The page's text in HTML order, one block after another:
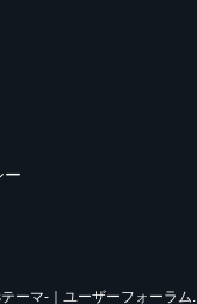
ー
ーマ-｜ユーザーフォーラ